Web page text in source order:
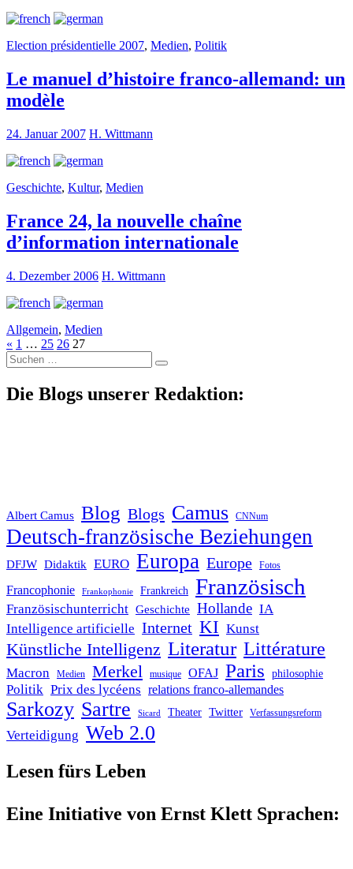
Election présidentielle 2007, Medien, Politik
Le manuel d’histoire franco-allemand: un
modèle
24. Januar 2007 H. Wittmann
Geschichte, Kultur, Medien
France 24, la nouvelle chaîne
d’information internationale
4. Dezember 2006 H. Wittmann
Allgemein, Medien
« 1 … 25 26 27
Suche
nach:
Die Blogs unserer Redaktion:
Albert Camus Blog Blogs Camus CNNum
Deutsch-französische Beziehungen
DFJW Didaktik EURO Europa Europe Fotos
Francophonie Frankophonie Frankreich Französisch
Französischunterricht Geschichte Hollande IA
Intelligence artificielle Internet KI Kunst
Künstliche Intelligenz Literatur Littérature
Macron Medien Merkel musique OFAJ Paris philosophie
Politik Prix des lycéens relations franco-allemandes
Sarkozy Sartre Sicard Theater Twitter Verfassungsreform
Verteidigung Web 2.0
Lesen fürs Leben
Eine Initiative von Ernst Klett Sprachen: